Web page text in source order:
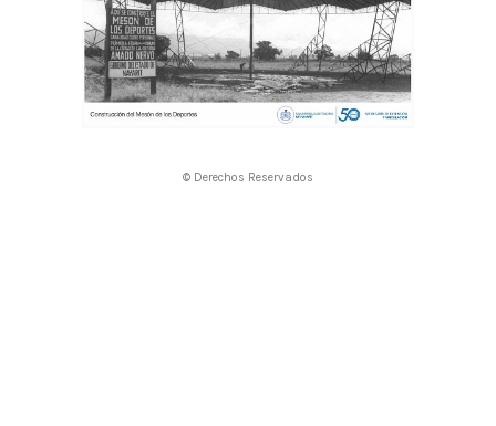
© Derechos Reservados